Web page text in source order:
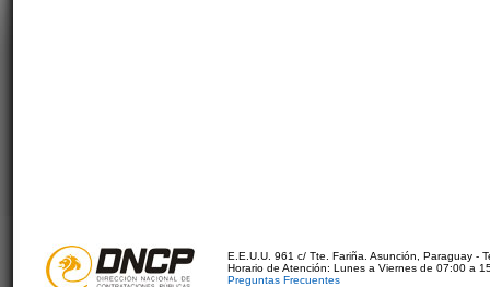
E.E.U.U. 961 c/ Tte. Fariña. Asunción, Paraguay -
Horario de Atención: Lunes a Viernes de 07:00 a
Preguntas Frecuentes